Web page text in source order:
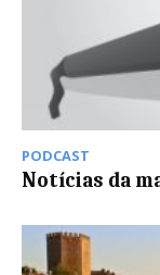
PODCAST
Notícias da